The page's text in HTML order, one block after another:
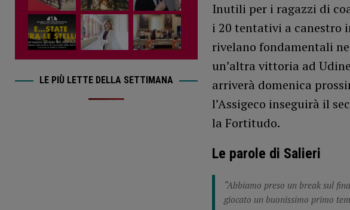
Inutili per i ragazzi di
i 20 tentativi a canestro
rivelano fondamentali
un’altra vittoria ad
arriverà domenica
l’Assigeco inseguirà il
la Fortitudo.
Le parole di Salieri
“Abbiamo preso un break sul
giocato un buonissimo primo
LE PIÙ LETTE DELLA SETTIMANA